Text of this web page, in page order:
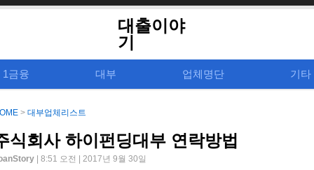
대출이야
기
1금융 대부 업체명단 기타
> 대부업체리스트
식회사 하이펀딩대부 연락방법
| 8:51 오전 | 2017년 9월 30일